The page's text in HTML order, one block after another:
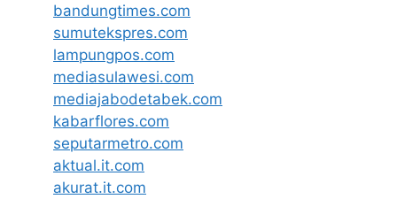
bandungtimes.com
sumutekspres.com
lampungpos.com
mediasulawesi.com
mediajabodetabek.com
kabarflores.com
seputarmetro.com
aktual.it.com
akurat.it.com